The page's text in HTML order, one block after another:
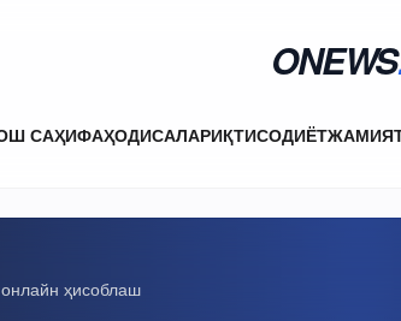
ONEWS
САҲИФАҲОДИСАЛАРИҚТИСОДИЁТ
ҳисоблаш